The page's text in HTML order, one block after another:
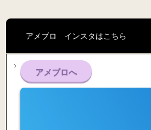
アメブロ インスタはこちら
アメブロへ